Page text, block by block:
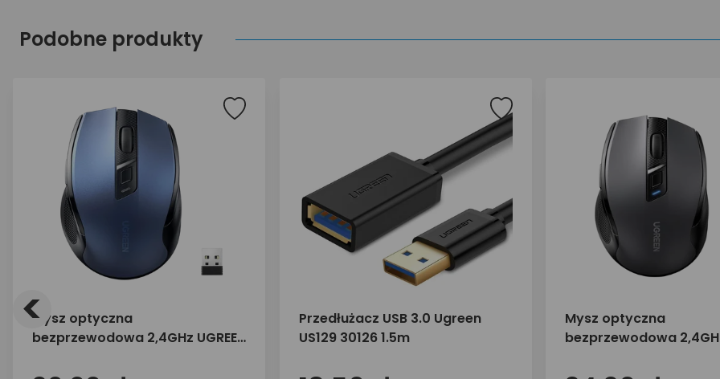
Podobne produkty
Mysz optyczna
bezprzewodowa 2,4GHz UGREEN
Przedłużacz USB 3.0 Ugreen
US129 30126 1.5m
Mysz optyczna
bezprzewodowa 2,4GHz
<